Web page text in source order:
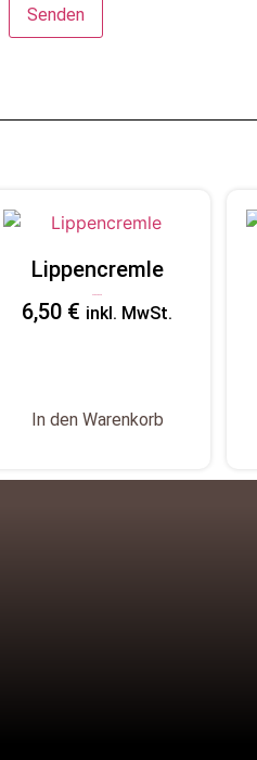
Lippencremle
mit
5.00
von
6,50 € inkl. MwSt.
In den Warenkorb